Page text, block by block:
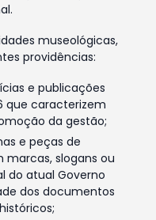
museológicas,
providências:
e publicações
que caracterizem
da gestão;
e peças de
slogans ou
do atual Governo
dos documentos